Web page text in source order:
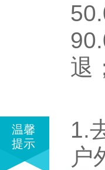
退
温馨
提示
1.
户